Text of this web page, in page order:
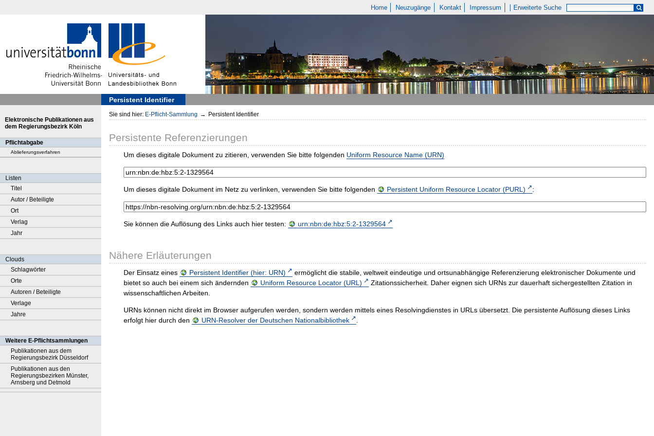
Home Neuzugänge Kontakt Impressum Erweiterte Suche
Persistent Identifier
Elektronische Publikationen aus
dem Regierungsbezirk Köln
Pflichtabgabe
Ablieferungsverfahren
Listen
Titel
Autor / Beteiligte
Ort
Verlag
Jahr
Clouds
Schlagwörter
Orte
Autoren / Beteiligte
Verlage
Jahre
Weitere E-Pflichtsammlungen
Publikationen aus dem
Regierungsbezirk Düsseldorf
Publikationen aus den
Regierungsbezirken Münster,
Arnsberg und Detmold
Sie sind hier: E-Pflicht-Sammlung → Persistent Identifier
Persistente Referenzierungen
Um dieses digitale Dokument zu zitieren, verwenden Sie bitte folgenden Uniform Resource Name (URN)
Um dieses digitale Dokument im Netz zu verlinken, verwenden Sie bitte folgenden Persistent Uniform Resource Locator (PURL) :
Sie können die Auflösung des Links auch hier testen: urn:nbn:de:hbz:5:2-1329564
Nähere Erläuterungen
Der Einsatz eines Persistent Identifier (hier: URN)
ermöglicht die stabile, weltweit eindeutige und ortsunabhängige Referenzierung elektronischer Dokumente und
bietet so auch bei einem sich ändernden
Uniform Resource Locator (URL)
Zitationssicherheit. Daher eignen sich URNs zur dauerhaft sichergestellten Zitation in
wissenschaftlichen Arbeiten.
URNs können nicht direkt im Browser aufgerufen werden, sondern werden mittels eines Resolvingdienstes in URLs übersetzt. Die persistente Auflösung dieses Links
erfolgt hier durch den
URN-Resolver der Deutschen Nationalbibliothek .